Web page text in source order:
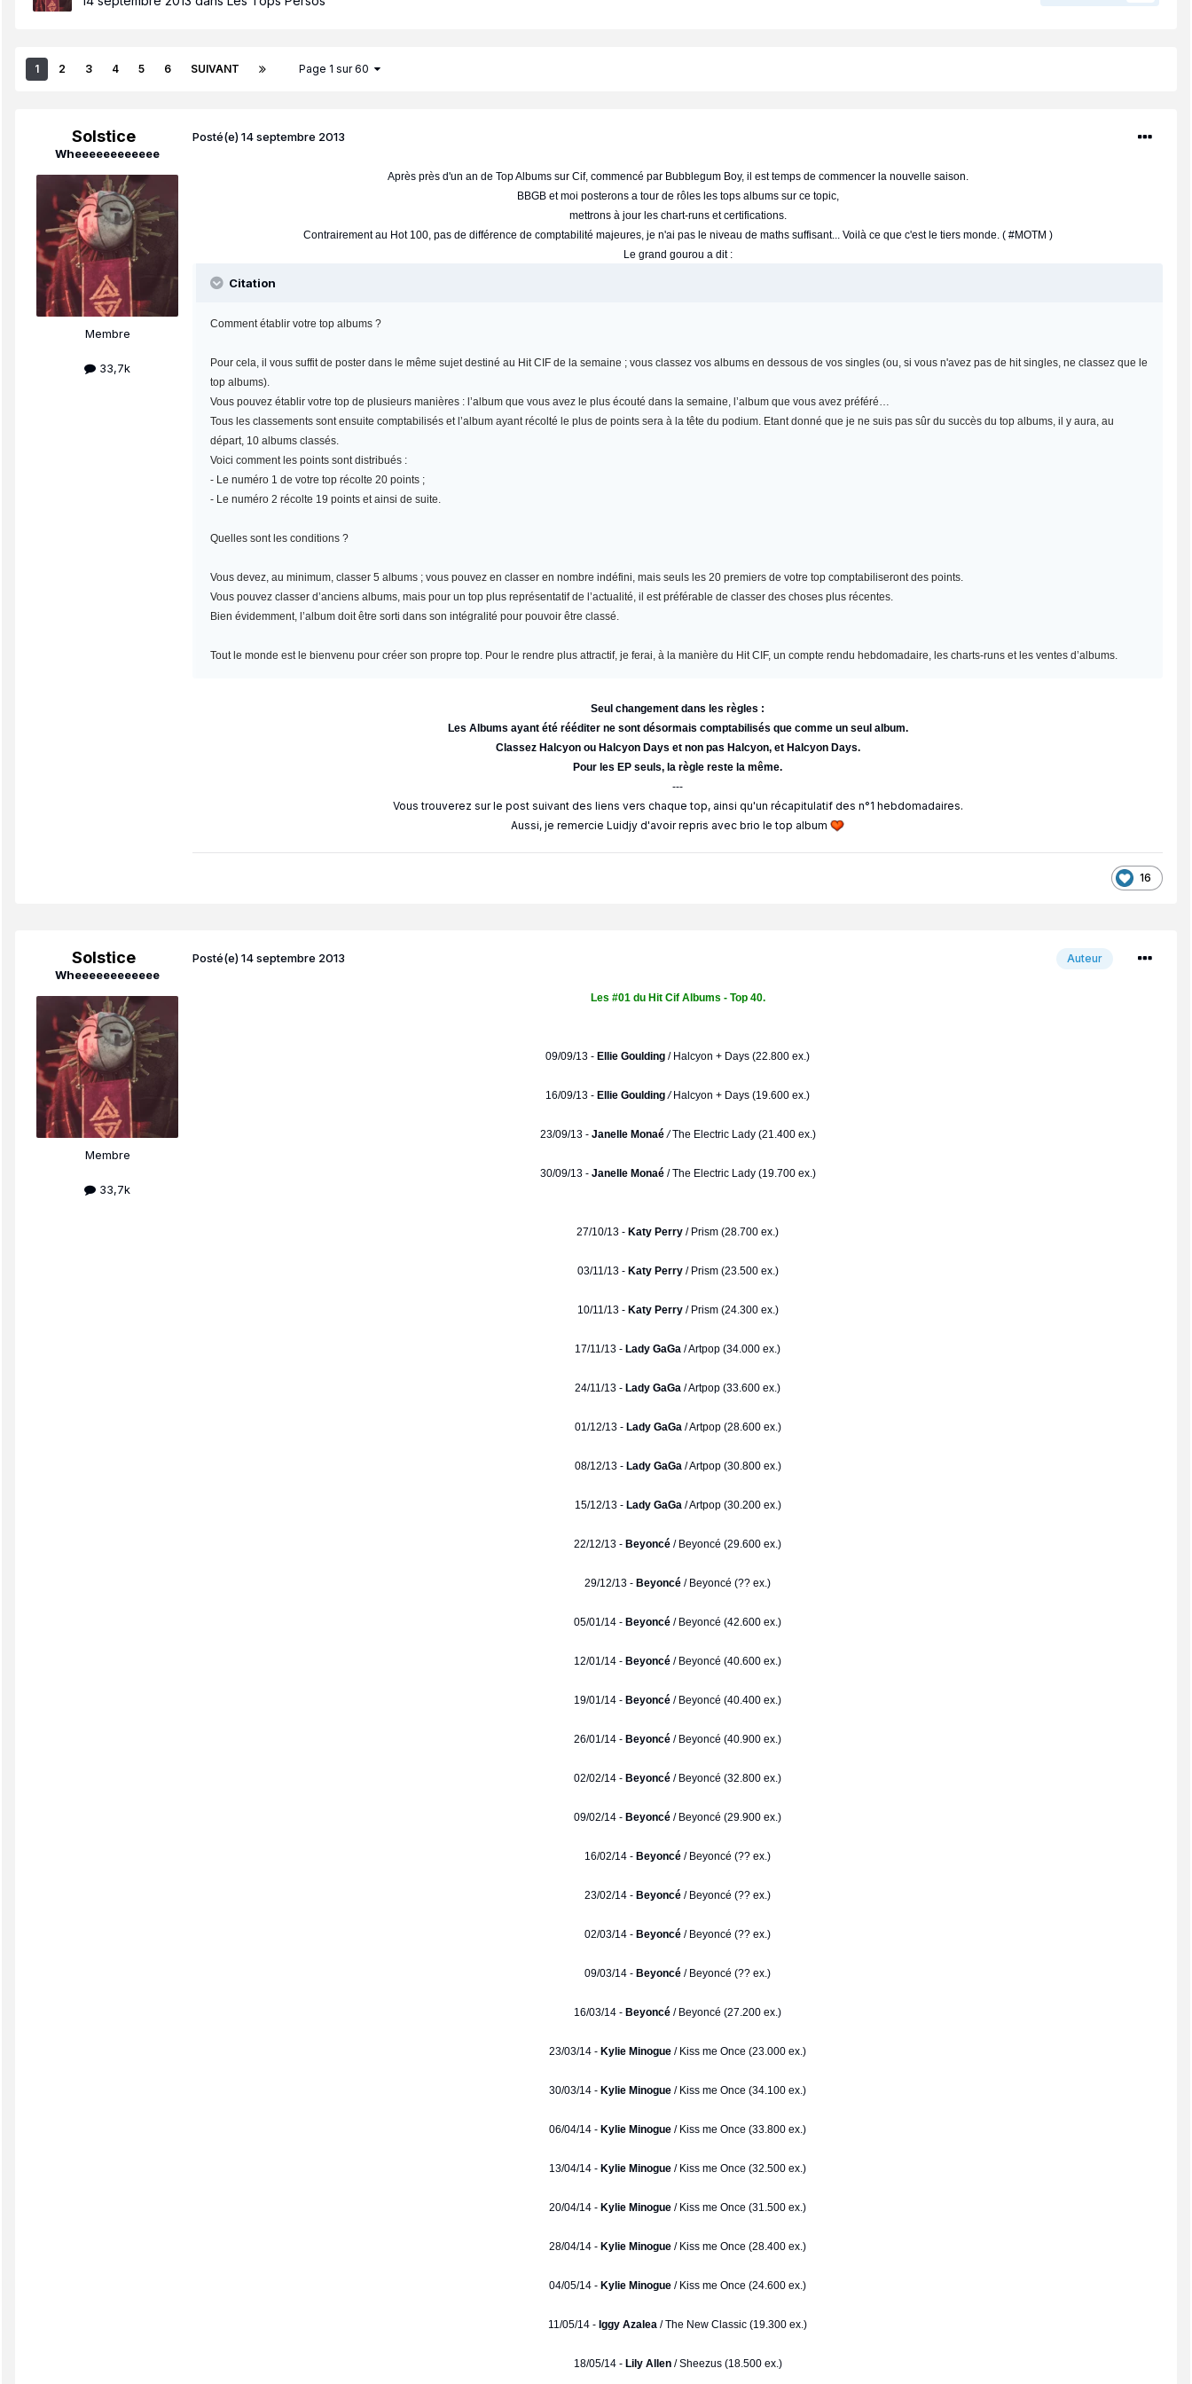
1 2 3 4 5 6 SUIVANT Page 1 sur 60
Solstice
Wheeeeeeeeeeee
Membre
33,7k
Posté(e)14 septembre 2013
Après près d'un an de Top Albums sur Cif, commencé par Bubblegum Boy, il est temps de commencer la nouvelle saison.
BBGB et moi posterons a tour de rôles les tops albums sur ce topic,
mettrons à jour les chart-runs et certifications.
Contrairement au Hot 100, pas de différence de comptabilité majeures, je n'ai pas le niveau de maths suffisant... Voilà ce que c'est le tiers monde. ( #MOTM )
Le grand gourou a dit :
Citation
Comment établir votre top albums ?
Pour cela, il vous suffit de poster dans le même sujet destiné au Hit CIF de la semaine ; vous classez vos albums en dessous de vos singles (ou, si vous n'avez pas de hit singles, ne classez que le
top albums).
Vous pouvez établir votre top de plusieurs manières : l’album que vous avez le plus écouté dans la semaine, l’album que vous avez préféré…
Tous les classements sont ensuite comptabilisés et l’album ayant récolté le plus de points sera à la tête du podium. Etant donné que je ne suis pas sûr du succès du top albums, il y aura, au
départ, 10 albums classés.
Voici comment les points sont distribués :
- Le numéro 1 de votre top récolte 20 points ;
- Le numéro 2 récolte 19 points et ainsi de suite.
Quelles sont les conditions ?
Vous devez, au minimum, classer 5 albums ; vous pouvez en classer en nombre indéfini, mais seuls les 20 premiers de votre top comptabiliseront des points.
Vous pouvez classer d’anciens albums, mais pour un top plus représentatif de l’actualité, il est préférable de classer des choses plus récentes.
Bien évidemment, l’album doit être sorti dans son intégralité pour pouvoir être classé.
Tout le monde est le bienvenu pour créer son propre top. Pour le rendre plus attractif, je ferai, à la manière du Hit CIF, un compte rendu hebdomadaire, les charts-runs et les ventes d’albums.
Seul changement dans les règles :
Les Albums ayant été rééditer ne sont désormais comptabilisés que comme un seul album.
Classez Halcyon ou Halcyon Days et non pas Halcyon, et Halcyon Days.
Pour les EP seuls, la règle reste la même.
---
Vous trouverez sur le post suivant des liens vers chaque top, ainsi qu'un récapitulatif des n°1 hebdomadaires.
Aussi, je remercie Luidjy d'avoir repris avec brio le top album
16
Solstice
Wheeeeeeeeeeee
Membre
33,7k
Auteur
Posté(e)14 septembre 2013
Les #01 du Hit Cif Albums - Top 40.
09/09/13 - Ellie Goulding / Halcyon + Days (22.800 ex.)
16/09/13 - Ellie Goulding /Halcyon + Days (19.600 ex.)
23/09/13 - Janelle Monaé /The Electric Lady (21.400 ex.)
30/09/13 - Janelle Monaé/ The Electric Lady (19.700 ex.)
27/10/13 - Katy Perry / Prism (28.700 ex.)
03/11/13 - Katy Perry/ Prism (23.500 ex.)
10/11/13 - Katy Perry/ Prism (24.300 ex.)
17/11/13 - Lady GaGa / Artpop (34.000 ex.)
24/11/13 - Lady GaGa / Artpop (33.600 ex.)
01/12/13 - Lady GaGa / Artpop (28.600 ex.)
08/12/13 - Lady GaGa / Artpop (30.800 ex.)
15/12/13 - Lady GaGa / Artpop (30.200 ex.)
22/12/13 - Beyoncé / Beyoncé (29.600 ex.)
29/12/13 - Beyoncé / Beyoncé (?? ex.)
05/01/14 - Beyoncé / Beyoncé (42.600 ex.)
12/01/14 - Beyoncé / Beyoncé (40.600 ex.)
19/01/14 - Beyoncé / Beyoncé (40.400 ex.)
26/01/14 - Beyoncé / Beyoncé (40.900 ex.)
02/02/14 - Beyoncé / Beyoncé (32.800 ex.)
09/02/14 - Beyoncé / Beyoncé (29.900 ex.)
16/02/14 - Beyoncé / Beyoncé (?? ex.)
23/02/14 - Beyoncé / Beyoncé (?? ex.)
02/03/14 - Beyoncé / Beyoncé (?? ex.)
09/03/14 - Beyoncé / Beyoncé (?? ex.)
16/03/14 - Beyoncé / Beyoncé (27.200 ex.)
23/03/14 - Kylie Minogue / Kiss me Once (23.000 ex.)
30/03/14 - Kylie Minogue / Kiss me Once (34.100 ex.)
06/04/14 - Kylie Minogue / Kiss me Once (33.800 ex.)
13/04/14 - Kylie Minogue / Kiss me Once (32.500 ex.)
20/04/14 - Kylie Minogue / Kiss me Once (31.500 ex.)
28/04/14 - Kylie Minogue / Kiss me Once (28.400 ex.)
04/05/14 - Kylie Minogue / Kiss me Once (24.600 ex.)
11/05/14 - Iggy Azalea / The New Classic (19.300 ex.)
18/05/14 - Lily Allen/ Sheezus (18.500 ex.)